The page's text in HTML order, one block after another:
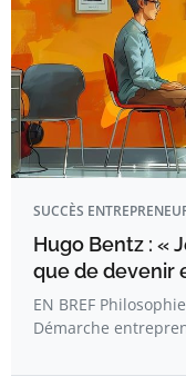
SUCCÈS
Hugo Bentz : «
que de devenir
EN BREF
Démarche